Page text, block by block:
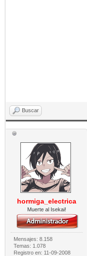
Buscar
hormiga_electrica
Muerte al Isekai!
Mensajes: 8.158
Temas: 1.078
Registro en: 11-09-2008